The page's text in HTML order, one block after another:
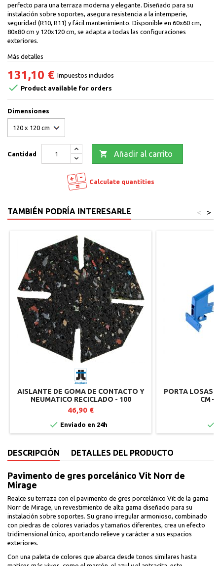
perfecto para una terraza moderna y elegante. Diseñado para su
instalación sobre soportes, asegura resistencia a la intemperie,
seguridad (R10, R11) y fácil mantenimiento. Disponible en 60x60 cm,
80x80 cm y 120x120 cm, se adapta a todas las configuraciones
exteriores.
Más detalles
131,10 € Impuestos incluidos
 Product available for orders
Dimensiones
Cantidad  Añadir al carrito
Calculate quantities
TAMBIÉN PODRÍA INTERESARLE >
<
AISLANTE DE GOMA DE CONTACTO Y
NEUMATICO RECICLADO - 100
UNIDADES
46,90 €
 Enviado en 24h
PORTA LOSAS
CM –

DESCRIPCIÓN DETALLES DEL PRODUCTO
Pavimento de gres porcelánico Vit Norr de
Mirage
Realce su terraza con el pavimento de gres porcelánico Vit de la gama
Norr de Mirage, un revestimiento de alta gama diseñado para su
instalación sobre soportes. Su grano irregular armonioso, combinado
con piedras de colores variados y tamaños diferentes, crea un efecto
tridimensional único, aportando relieve y carácter a sus espacios
exteriores.
Con una paleta de colores que abarca desde tonos similares hasta